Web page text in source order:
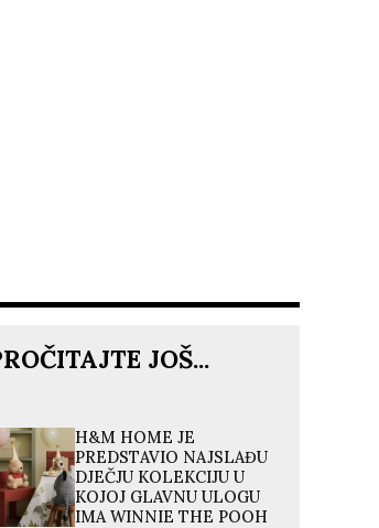
JOŠ...
H&M HOME JE
PREDSTAVIO NAJSLAĐU
DJEČJU KOLEKCIJU U
KOJOJ GLAVNU ULOGU
IMA WINNIE THE POOH